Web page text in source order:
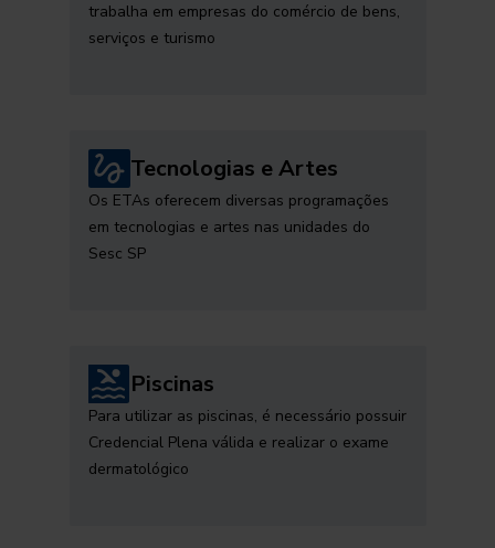
trabalha em empresas do comércio de bens,
serviços e turismo
Tecnologias e Artes
Os ETAs oferecem diversas programações
em tecnologias e artes nas unidades do
Sesc SP
Piscinas
Para utilizar as piscinas, é necessário possuir
Credencial Plena válida e realizar o exame
dermatológico